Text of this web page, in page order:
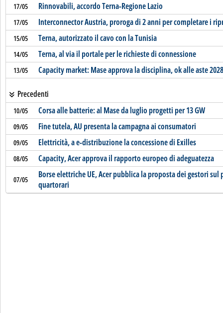
17/05 Rinnovabili, accordo Terna-Regione Lazio
17/05 Interconnector Austria, proroga di 2 anni per completare i
15/05 Terna, autorizzato il cavo con la Tunisia
14/05 Terna, al via il portale per le richieste di connessione
13/05 Capacity market: Mase approva la disciplina, ok alle aste 2028
Precedenti
10/05 Corsa alle batterie: al Mase da luglio progetti per 13 GW
09/05 Fine tutela, AU presenta la campagna ai consumatori
09/05 Elettricità, a e-distribuzione la concessione di Exilles
08/05 Capacity, Acer approva il rapporto europeo di adeguatezza
07/05
Borse elettriche UE, Acer pubblica la proposta dei gestori sul
quartorari